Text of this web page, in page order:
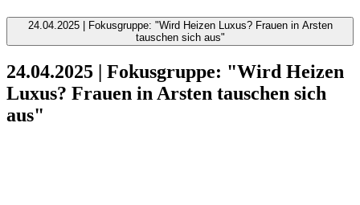
24.04.2025 | Fokusgruppe: "Wird Heizen Luxus? Frauen in Arsten
tauschen sich aus"
24.04.2025 | Fokusgruppe: "Wird Heizen
Luxus? Frauen in Arsten tauschen sich
aus"